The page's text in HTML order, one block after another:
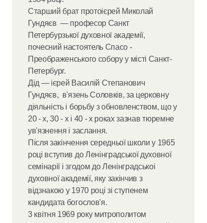
Старший брат протоієрей Миколай
Гундяєв — професор Санкт
Петербурзької духовної академії,
почесний настоятель Спасо -
Преображенського собору у місті Санкт-
Петербург.
Дід — ієрей Василій Степанович
Гундяєв, в'язень Соловків, за церковну
діяльність і борьбу з обновленством, що у
20 - х, 30 - х і 40 - х роках зазнав тюремне
ув'язнення і заслання.
Після закінчення середньої школи у 1965
році вступив до Ленінградської духовної
семінарії і згодом до Ленінградськоі
духовної академії, яку закінчив з
відзнакою у 1970 році зі ступенем
кандидата богослов'я.
3 квітня 1969 року митрополитом